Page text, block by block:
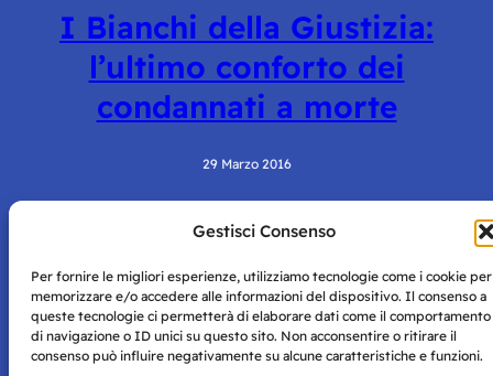
Gestisci Consenso
Per fornire le migliori esperienze, utilizziamo tecnologie come i cookie per
memorizzare e/o accedere alle informazioni del dispositivo. Il consenso a
queste tecnologie ci permetterà di elaborare dati come il comportamento
di navigazione o ID unici su questo sito. Non acconsentire o ritirare il
consenso può influire negativamente su alcune caratteristiche e funzioni.
I Bianchi della Giustizia:
l’ultimo conforto dei
condannati a morte
29 Marzo 2016